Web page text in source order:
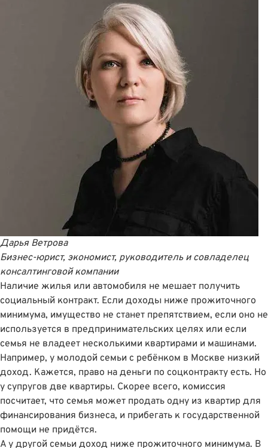
Дарья Ветрова
Бизнес-юрист, экономист, руководитель и совладелец
консалтинговой компании
Наличие жилья или автомобиля не мешает получить
социальный контракт. Если доходы ниже прожиточного
минимума, имущество не станет препятствием, если оно не
используется в предпринимательских целях или если
семья не владеет несколькими квартирами и машинами.
Например, у молодой семьи с ребёнком в Москве низкий
доход. Кажется, право на деньги по соцконтракту есть. Но
у супругов две квартиры. Скорее всего, комиссия
посчитает, что семья может продать одну из квартир для
финансирования бизнеса, и прибегать к государственной
помощи не придётся.
А у другой семьи доход ниже прожиточного минимума. В